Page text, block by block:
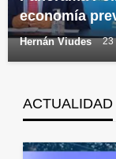
economía
Hernán Viudes 23
ACTUALIDAD